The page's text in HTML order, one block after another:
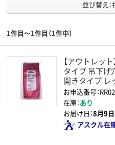
並び替え
1件目～1件目（1件中）
【アウトレッ
タイプ 吊下げ
開きタイプ レッ
お申込番号：
在庫：あり
お届け日：8月9日
アスクル在